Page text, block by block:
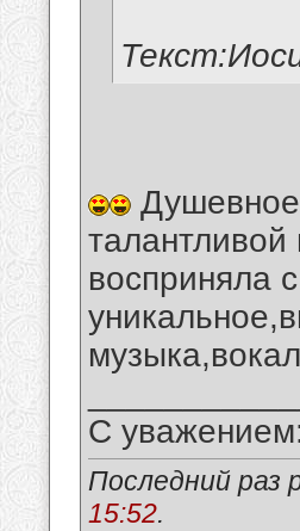
восприняла
С
Последний раз
15:52.